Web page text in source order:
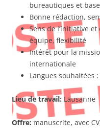
bureautiques et
Bonne rédaction,
Sens de l’initiative
équipe, flexibilité
Intérêt pour la
internationale
Langues souhaitées
Lieu de travail: Lausanne
Offre: manuscrite, avec